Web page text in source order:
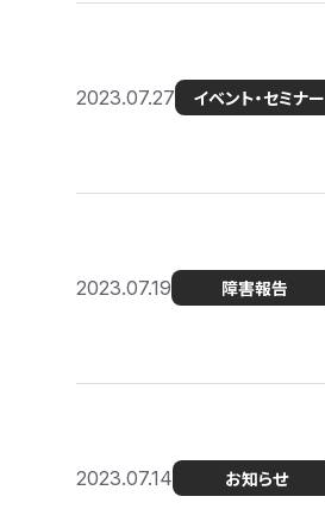
2023.07.27 イベント・セミナー
2023.07.19 障害報告
2023.07.14 お知らせ